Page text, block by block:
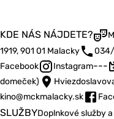
KDE NÁS NÁJDETE?
1919, 901 01 Malacky
034/
Facebook
Instagram---
domeček)
kino@mckmalacky.sk
SLUŽBYDoplnkové služby